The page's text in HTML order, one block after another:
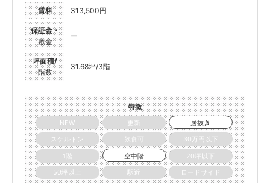
賃料 313,500円
保証金・
敷金
ー
坪面積/
階数
31.68坪/3階
特徴
NEW
更新
居抜き
スケルトン
飲食可
30万円以下
1階
空中階
20坪以下
50坪以上
駅近 ロードサイド